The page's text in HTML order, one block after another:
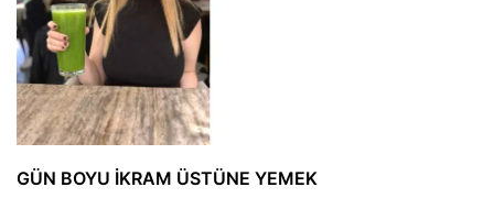
GÜN BOYU İKRAM ÜSTÜNE YEMEK